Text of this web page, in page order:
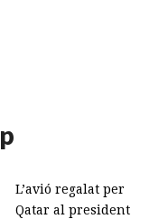
L’avió regalat per
Qatar al president